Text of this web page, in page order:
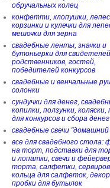
обручальных колец
конфетти, хлопушки,
корзинки и кулечки для
мешочки для зерна
свадебные ленты, значки и
бутоньерки для
родственников, гостей,
победителей конкурсов
свадебные и венчальные
солонки
сундучки для денег,
копилки, ползунки,
для конкурсов и сбора денег
свадебные свечи "домашний
все для свадебного стола:
на торт, подставки для
и лопатки, свечи и
торта, салфетки,
кольца для салфеток,
пробки для бутылок